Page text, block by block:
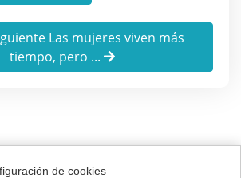
Las mujeres viven más
tiempo, pero ...
de cookies